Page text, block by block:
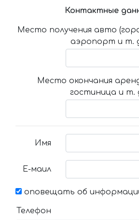
Контактные
Место получения авто
аэропорт и т.
Место окончания
гостиница и т.
Имя
Е-маил
оповещать об
Телефон